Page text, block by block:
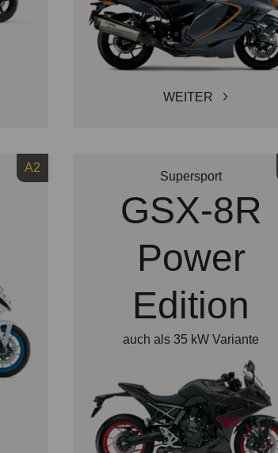
WEITER
A2
Supersport
GSX-8R
Power
Edition
auch als 35 kW Variante